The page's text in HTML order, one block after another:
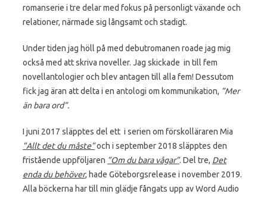
romanserie i tre delar med fokus på personligt växande och
relationer, närmade sig långsamt och stadigt.
Under tiden jag höll på med debutromanen roade jag mig
också med att skriva noveller. Jag skickade in till fem
novellantologier och blev antagen till alla fem! Dessutom
fick jag äran att delta i en antologi om kommunikation, ”Mer
än bara ord”.
I juni 2017 släpptes del ett i serien om förskolläraren Mia
”Allt det du måste”och i september 2018 släpptes den
fristående uppföljaren ”Om du bara vågar”. Del tre, Det
enda du behöver, hade Göteborgsrelease i november 2019.
Alla böckerna har till min glädje fångats upp av Word Audio